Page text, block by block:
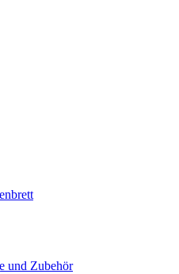
und Zubehör